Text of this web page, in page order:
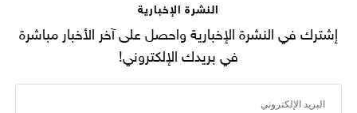
النشرة الإخبارية
إشترك في النشرة الإخبارية واحصل على آخر الأخبار مباشرة
في بريدك الإلكتروني!